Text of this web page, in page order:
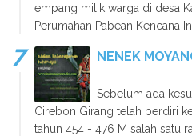
empang milik warga di desa
Perumahan Pabean Kencana
NENEK
Sebelum ada
Cirebon Girang telah berdiri
tahun 454 - 476 M salah satu